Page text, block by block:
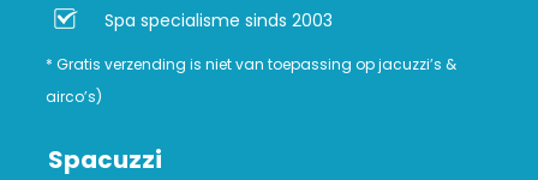
Spa specialisme sinds 2003
* Gratis verzending is niet van toepassing op jacuzzi’s &
airco’s)
Spacuzzi